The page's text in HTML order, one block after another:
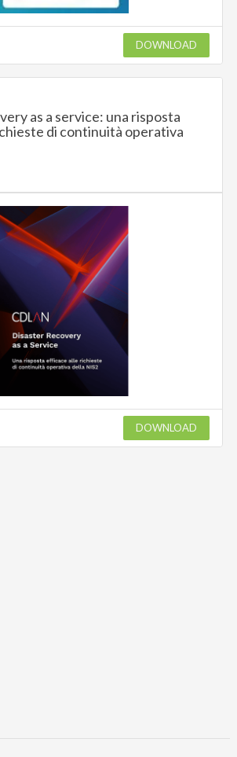
DOWNLOAD
as a service: una risposta
di continuità operativa
DOWNLOAD